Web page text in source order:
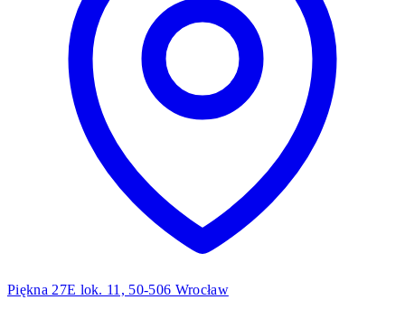
Piękna 27E lok. 11, 50-506 Wrocław